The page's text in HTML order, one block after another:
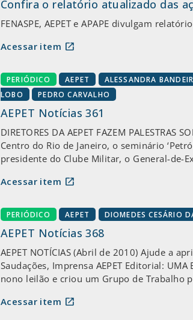
Confira o relatório atualizado das
FENASPE, AEPET e APAPE divulgam
Acessar item open_in_new
PERIÓDICO AEPET ALESSANDRA
LOBO
PEDRO CARVALHO
AEPET Notícias 361
DIRETORES DA AEPET FAZEM
Centro do Rio de Janeiro, o seminário
presidente do Clube Militar, o General-de-
Acessar item open_in_new
PERIÓDICO AEPET DIOMEDES CESÁRIO
AEPET Notícias 368
AEPET NOTÍCIAS (Abril de 2010) Ajude a
Saudações, Imprensa AEPET Editorial:
nono leilão e criou um Grupo de Trabalho
Acessar item open_in_new